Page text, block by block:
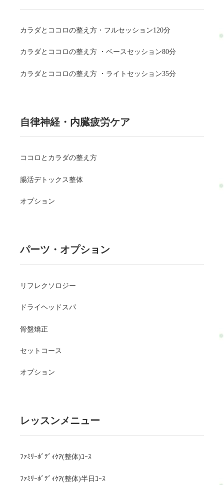
カラダとココロの整え方・フルセッション120分
カラダとココロの整え方 ・ベースセッション80分
カラダとココロの整え方 ・ライトセッション35分
自律神経・内臓疲労ケア
ココロとカラダの整え方
腸活デトックス整体
オプション
パーツ・オプション
リフレクソロジー
ドライヘッドスパ
骨盤矯正
セットコース
オプション
レッスンメニュー
ﾌｧﾐﾘｰﾎﾞﾃﾞｨｹｱ(整体)ｺｰｽ
ﾌｧﾐﾘｰﾎﾞﾃﾞｨｹｱ(整体)半日ｺｰｽ